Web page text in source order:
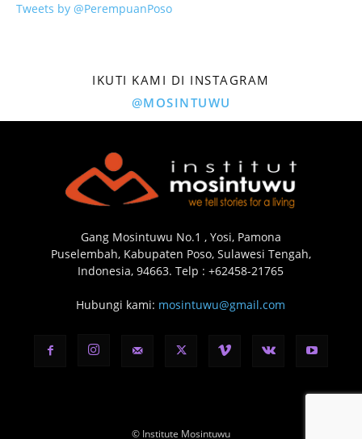
Tweets by @PerempuanPoso
IKUTI KAMI DI INSTAGRAM
@MOSINTUWU
Gang Mosintuwu No.1 , Yosi, Pamona
Puselembah, Kabupaten Poso, Sulawesi Tengah,
Indonesia, 94663. Telp : +62458-21765
Hubungi kami: mosintuwu@gmail.com
© Institute Mosintuwu